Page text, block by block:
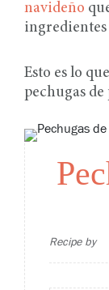
navideño
ingredientes
Esto es lo
pechugas
Recipe by